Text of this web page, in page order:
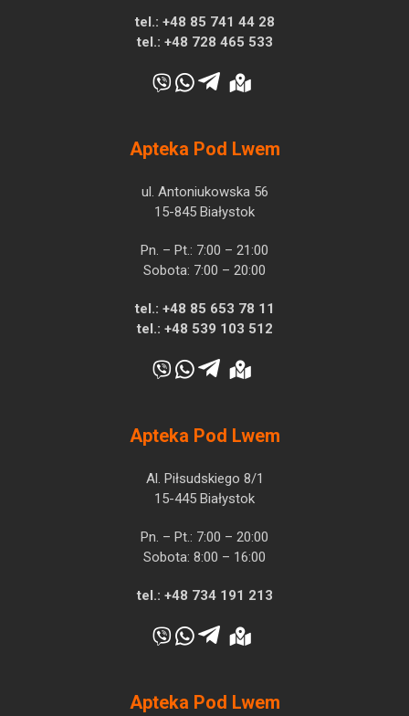
tel.: +48 85 741 44 28
tel.: +48 728 465 533
Apteka Pod Lwem
ul. Antoniukowska 56
15-845 Białystok
Pn. – Pt.: 7:00 – 21:00
Sobota: 7:00 – 20:00
tel.: +48 85 653 78 11
tel.: +48 539 103 512
Apteka Pod Lwem
Al. Piłsudskiego 8/1
15-445 Białystok
Pn. – Pt.: 7:00 – 20:00
Sobota: 8:00 – 16:00
tel.: +48 734 191 213
Apteka Pod Lwem